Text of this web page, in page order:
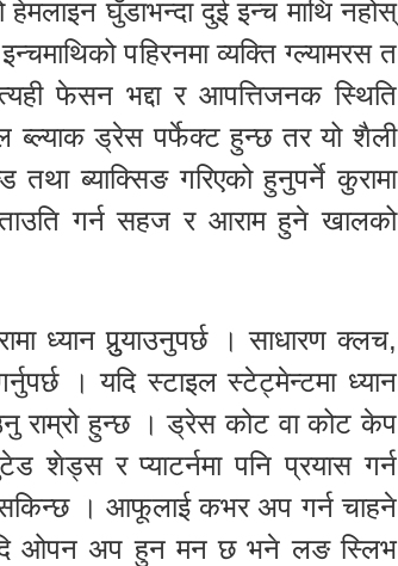
घुँडाभन्दा दुई इन्च माथि नहोस्
पहिरनमा व्यक्ति ग्ल्यामरस त
फेसन भद्दा र आपत्तिजनक स्थिति
ब्ल्याक ड्रेस पर्फेक्ट हुन्छ तर यो शैली
ब्याक्सिङ गरिएको हुनुपर्ने कुरामा
गर्न सहज र आराम हुने खालको
ध्यान पुुर्‍याउनुपर्छ । साधारण क्लच,
। यदि स्टाइल स्टेट्मेन्टमा ध्यान
राम्रो हुन्छ । ड्रेस कोट वा कोट केप
शेड्स र प्याटर्नमा पनि प्रयास गर्न
। आफूलाई कभर अप गर्न चाहने
ओपन अप हुन मन छ भने लङ स्लिभ